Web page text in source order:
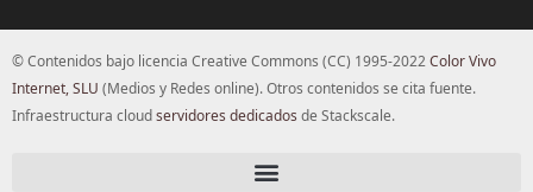
© Contenidos bajo licencia Creative Commons (CC) 1995-2022Color Vivo
Internet, SLU (Medios y Redes online). Otros contenidos se cita fuente.
Infraestructura cloudservidores dedicados de Stackscale.